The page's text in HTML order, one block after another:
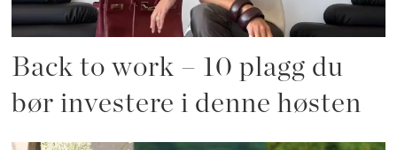
Back to work – 10 plagg du
bør investere i denne høsten